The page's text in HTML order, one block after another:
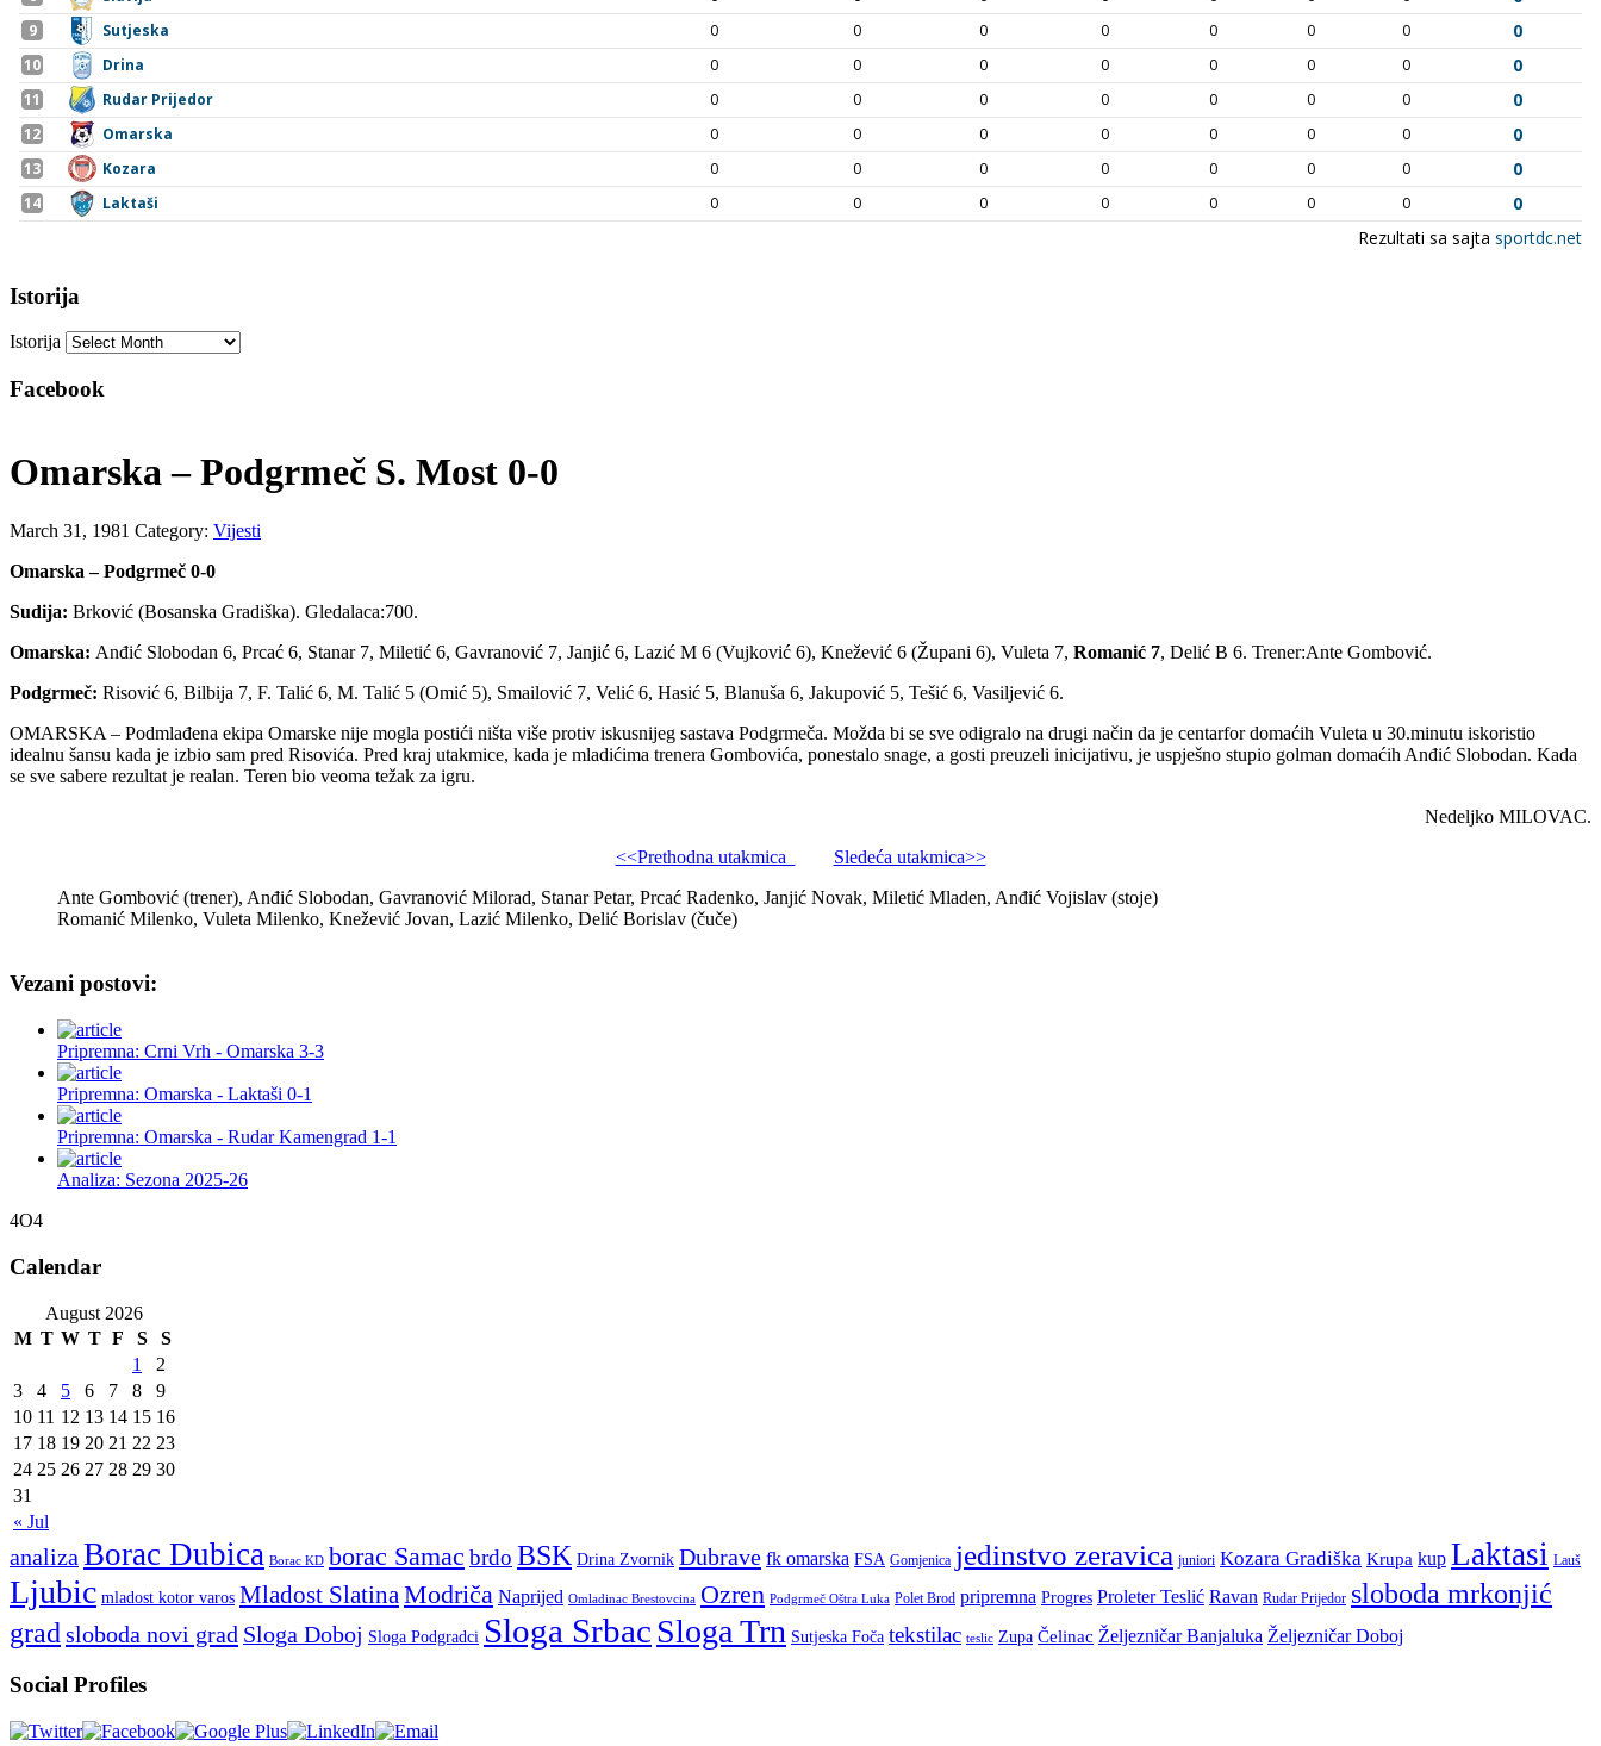
Istorija
Istorija
Facebook
Omarska – Podgrmeč S. Most 0-0
March 31, 1981 Category: Vijesti
Omarska – Podgrmeč 0-0
Sudija: Brković (Bosanska Gradiška). Gledalaca:700.
Omarska: Anđić Slobodan 6, Prcać 6, Stanar 7, Miletić 6, Gavranović 7, Janjić 6, Lazić M 6 (Vujković 6), Knežević 6 (Župani 6), Vuleta 7, Romanić 7, Delić B 6. Trener:Ante Gombović.
Podgrmeč: Risović 6, Bilbija 7, F. Talić 6, M. Talić 5 (Omić 5), Smailović 7, Velić 6, Hasić 5, Blanuša 6, Jakupović 5, Tešić 6, Vasiljević 6.
OMARSKA – Podmlađena ekipa Omarske nije mogla postići ništa više protiv iskusnijeg sastava Podgrmeča. Možda bi se sve odigralo na drugi način da je centarfor domaćih Vuleta u 30.minutu iskoristio
idealnu šansu kada je izbio sam pred Risovića. Pred kraj utakmice, kada je mladićima trenera Gombovića, ponestalo snage, a gosti preuzeli inicijativu, je uspješno stupio golman domaćih Anđić Slobodan. Kada
se sve sabere rezultat je realan. Teren bio veoma težak za igru.
Nedeljko MILOVAC.
<<Prethodna utakmica
Sledeća utakmica>>
Ante Gombović (trener), Anđić Slobodan, Gavranović Milorad, Stanar Petar, Prcać Radenko, Janjić Novak, Miletić Mladen, Anđić Vojislav (stoje)
Romanić Milenko, Vuleta Milenko, Knežević Jovan, Lazić Milenko, Delić Borislav (čuče)
Vezani postovi:
Pripremna: Crni Vrh - Omarska 3-3
Pripremna: Omarska - Laktaši 0-1
Pripremna: Omarska - Rudar Kamengrad 1-1
Analiza: Sezona 2025-26
4O4
Calendar
August 2026
M T W T F S S
« Jul
1
2
3
4 5 6 7 8
9
10 11 12 13 14 15 16
17 18 19 20 21 22 23
24 25 26 27 28 29 30
31
analiza Borac Dubica Borac KD borac Samac brdo BSK Drina Zvornik Dubrave fk omarska FSA Gomjenica jedinstvo zeravica juniori Kozara Gradiška Krupa kup Laktasi Lauš
Ljubic mladost kotor varos Mladost Slatina Modriča Naprijed Omladinac Brestovcina Ozren Podgrmeč Oštra Luka Polet Brod pripremna Progres Proleter Teslić Ravan Rudar Prijedor sloboda mrkonjić
grad sloboda novi grad Sloga Doboj Sloga Podgradci Sloga SrbacSloga Trn Sutjeska Foča tekstilac teslic Zupa Čelinac Željezničar Banjaluka Željezničar Doboj
Social Profiles